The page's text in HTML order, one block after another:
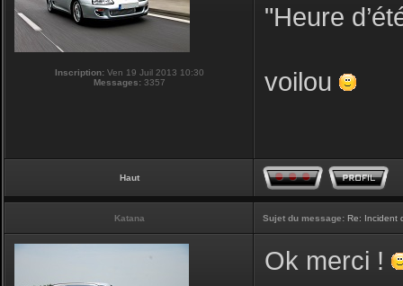
Inscription:Ven 19 Juil 2013 10:30
Messages:3357
"Heure
voilou
Haut
Katana Sujet du message: Re: Incident
Ok merci !